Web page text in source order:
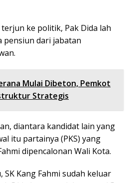
ke politik, Pak Dida lah
pensiun dari jabatan
Mulai Dibeton, Pemkot
Strategis
diantara kandidat lain yang
itu partainya (PKS) yang
dipencalonan Wali Kota.
SK Kang Fahmi sudah keluar